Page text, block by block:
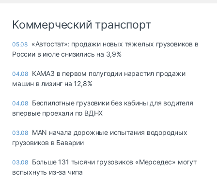
Коммерческий транспорт
05.08 «Автостат»: продажи новых тяжелых грузовиков в
России в июле снизились на 3,9%
04.08 КАМАЗ в первом полугодии нарастил продажи
машин в лизинг на 12,8%
04.08 Беспилотные грузовики без кабины для водителя
впервые проехали по ВДНХ
03.08 MAN начала дорожные испытания водородных
грузовиков в Баварии
03.08 Больше 131 тысячи грузовиков «Мерседес» могут
вспыхнуть из-за чипа